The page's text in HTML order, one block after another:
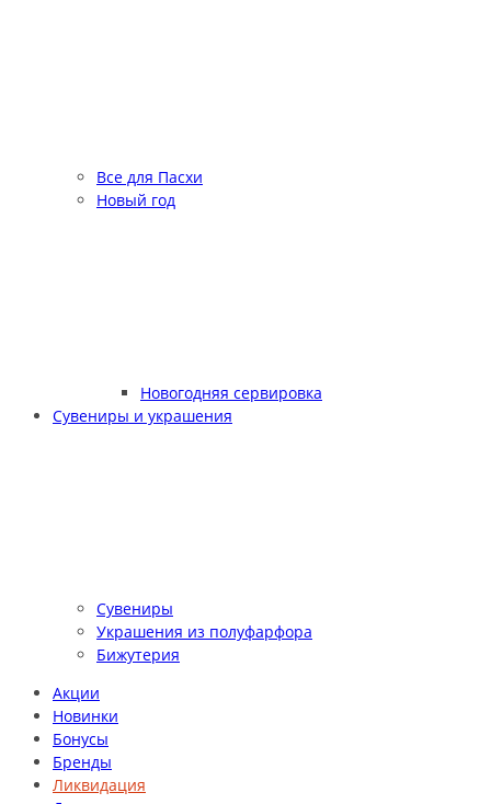
Все для Пасхи
Новый год
Новогодняя сервировка
Сувениры и украшения
Сувениры
Украшения из полуфарфора
Бижутерия
Акции
Новинки
Бонусы
Бренды
Ликвидация